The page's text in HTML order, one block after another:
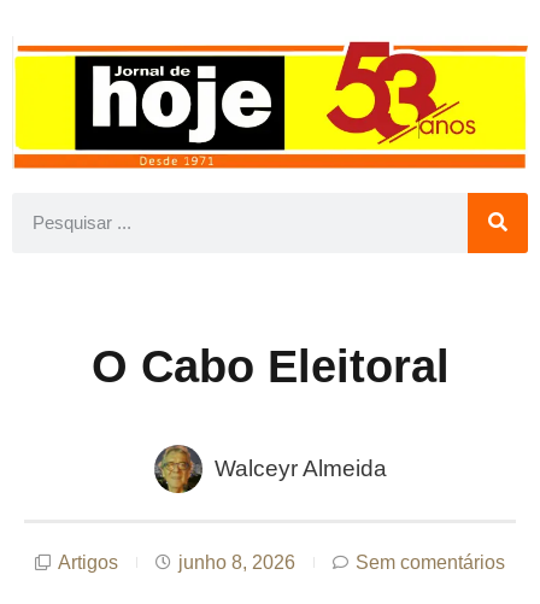
O Cabo Eleitoral
Walceyr Almeida
Artigos junho 8, 2026 Sem comentários